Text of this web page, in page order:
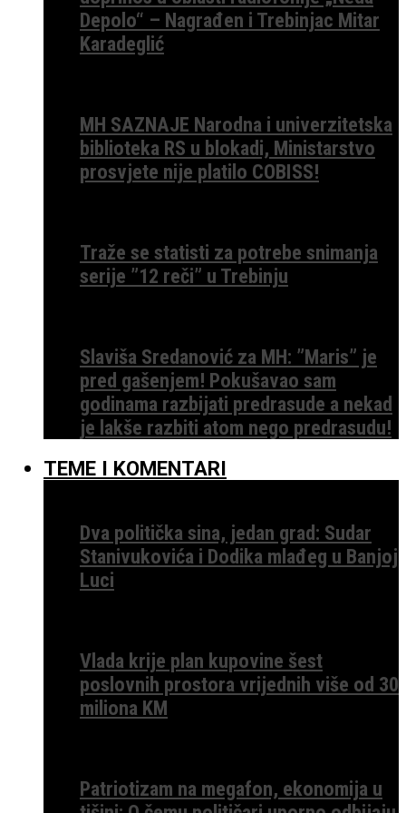
Depolo“ – Nagrađen i Trebinjac Mitar
Karadeglić
MH SAZNAJE Narodna i univerzitetska
biblioteka RS u blokadi, Ministarstvo
prosvjete nije platilo COBISS!
Traže se statisti za potrebe snimanja
serije ”12 reči” u Trebinju
Slaviša Sredanović za MH: ”Maris” je
pred gašenjem! Pokušavao sam
godinama razbijati predrasude a nekad
je lakše razbiti atom nego predrasudu!
TEME I KOMENTARI
Dva politička sina, jedan grad: Sudar
Stanivukovića i Dodika mlađeg u Banjoj
Luci
Vlada krije plan kupovine šest
poslovnih prostora vrijednih više od 30
miliona KM
Patriotizam na megafon, ekonomija u